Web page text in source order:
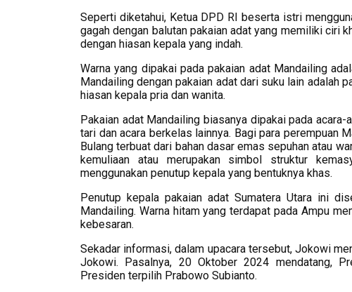
Seperti diketahui, Ketua DPD RI beserta istri
gagah dengan balutan pakaian adat yang memiliki ciri
dengan hiasan kepala yang indah.
Warna yang dipakai pada pakaian adat Mandailing
Mandailing dengan pakaian adat dari suku lain adalah
hiasan kepala pria dan wanita.
Pakaian adat Mandailing biasanya dipakai pada
tari dan acara berkelas lainnya. Bagi para perempuan
Bulang terbuat dari bahan dasar emas sepuhan atau
kemuliaan atau merupakan simbol struktur
menggunakan penutup kepala yang bentuknya khas.
Penutup kepala pakaian adat Sumatera Utara ini
Mandailing. Warna hitam yang terdapat pada Ampu
kebesaran.
Sekadar informasi, dalam upacara tersebut, Jokowi
Jokowi. Pasalnya, 20 Oktober 2024 mendatang,
Presiden terpilih Prabowo Subianto.